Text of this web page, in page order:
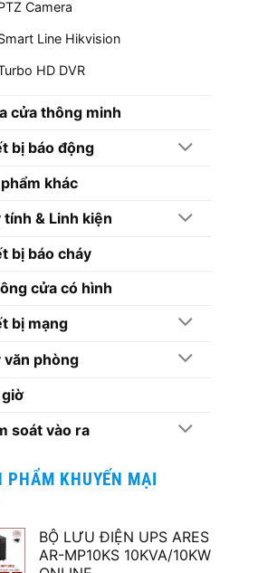
Camera
Line Hikvision
HD DVR
cửa thông minh
bị báo động
khác
tính & Linh kiện
bị báo cháy
cửa có hình
bị mạng
văn phòng
giờ
soát vào ra
PHẨM KHUYẾN MẠI
BỘ LƯU ĐIỆN UPS ARES
AR-MP10KS 10KVA/10KW